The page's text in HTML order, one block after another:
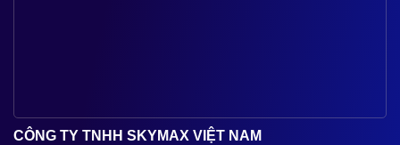
CÔNG TY TNHH SKYMAX VIỆT NAM